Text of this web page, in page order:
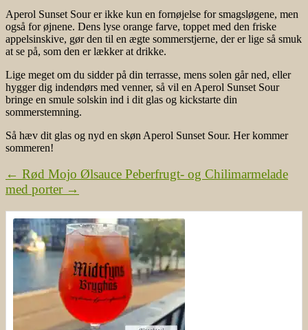
Aperol Sunset Sour er ikke kun en fornøjelse for smagsløgene, men
også for øjnene. Dens lyse orange farve, toppet med den friske
appelsinskive, gør den til en ægte sommerstjerne, der er lige så smuk
at se på, som den er lækker at drikke.
Lige meget om du sidder på din terrasse, mens solen går ned, eller
hygger dig indendørs med venner, så vil en Aperol Sunset Sour
bringe en smule solskin ind i dit glas og kickstarte din
sommerstemning.
Så hæv dit glas og nyd en skøn Aperol Sunset Sour. Her kommer
sommeren!
← Rød Mojo Ølsauce Peberfrugt- og Chilimarmelade
med porter→